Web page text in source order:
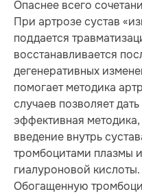
Опаснее всего
При артрозе сустав
поддается
восстанавливается
дегенеративных
помогает методика
случаев позволяет
эффективная
введение внутрь
тромбоцитами плазмы
гиалуроновой кислоты.
Обогащенную